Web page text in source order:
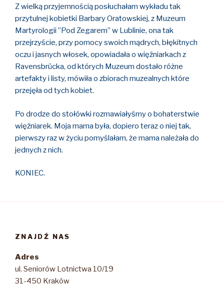
Z wielką przyjemnością posłuchałam wykładu tak
przytulnej kobietki Barbary Oratowskiej, z Muzeum
Martyrologii ”Pod Zegarem” w Lublinie, ona tak
przejrzyście, przy pomocy swoich mądrych, błękitnych
oczu i jasnych włosek, opowiadała o więźniarkach z
Ravensbrücka, od których Muzeum dostało różne
artefakty i listy, mówiła o zbiorach muzealnych które
przejęła od tych kobiet.
Po drodze do stołówki rozmawiałyśmy o bohaterstwie
więźniarek. Moja mama była, dopiero teraz o niej tak,
pierwszy raz w życiu pomyślałam, że mama należała do
jednych z nich.
KONIEC.
ZNAJDŹ NAS
Adres
ul. Seniorów Lotnictwa 10/19
31-450 Kraków